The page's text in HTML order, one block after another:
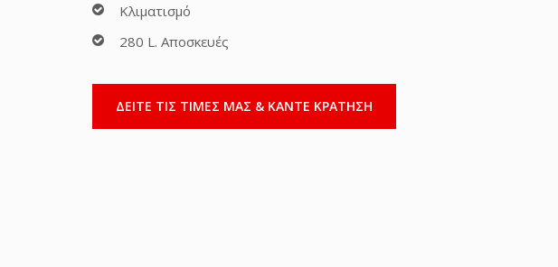
Κλιματισμό
280 L. Αποσκευές
ΔΕΙΤΕ ΤΙΣ ΤΙΜΕΣ ΜΑΣ & ΚΑΝΤΕ ΚΡΑΤΗΣΗ